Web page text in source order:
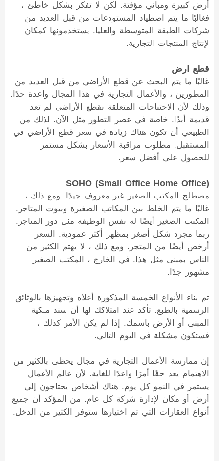
أرض كبيرة ومباني مؤقتة. لكن لا تفكر بشكل خاطئ ،
فغالبًا ما يتم اصطياد المستودعات من قبل العديد من
شركات الطبقة المتوسطة والعليا. يستخدمونها كمكان
لإنتاج المنتجات التجارية.
قطع ارض
غالبًا ما يتم البحث عن قطع الأراضي من قبل العديد من
المطورين ، والأعمال التجارية في هذا المجال واعدة جدًا.
وذلك لأن الاحتياجات المتعلقة بقطع الأراضي لم تعد
قديمة أبدًا. خاصة في عصر التطور مثل الآن. لذلك من
الطبيعي أن تكون هناك زيادة في سعر قطع الأراضي في
المستقبل. مطلوب مراقبة الأسعار بشكل مستمر
للحصول على أفضل سعر.
SOHO (Small Office Home Office)
مصطلح المكتب الصغير غير معروف جيدًا. ومع ذلك ،
غالبًا ما يتم الخلط بين المكاتب الصغيرة وبيوت المتاجر.
المكتب الصغير أيضًا له نفس الوظيفة مثل دور المتاجر.
ربما مجرد شكل أصغر بمظهر أكثر عمودية. السعر
أرخص أيضًا من المتجر. ومع ذلك ، لا يهتم الكثير من
الناس بمبنى مثل هذا. في الخارج ، المكتب الصغير
مشهور جدًا.
تم بناء الأنواع الخمسة المذكورة أعلاه وتجهيزها بالوثائق
الرسمية بالطبع. تأكد عند امتلاكك لها أن سند ملكية
المبنى أو الأرض باسمك. إذا لم يكن الأمر كذلك ،
فستكون مشكلة في اليوم التالي.
إن ممارسة الأعمال التجارية في مجال يحظى بالكثير من
الاهتمام يعد حقًا أمرًا واعدًا للغاية. لأن عالم الأعمال
يستمر في النمو كل يوم. هناك أشخاص يحتاجون إلى
أرض أو مكان لإدارة شركة كل عام. من المؤكد أن جميع
أنواع العقارات التي تم اختيارها ستوفر الكثير من الدخل.